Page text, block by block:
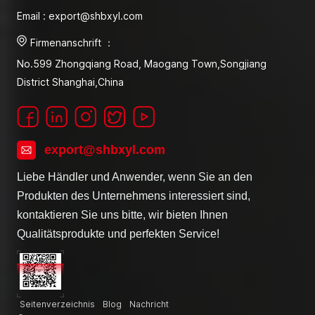
Email : export@shbxyl.com
Firmenanschrift ：
No.599 Zhongqiang Road, Maogang Town,Songjiang
District Shanghai,China
export@shbxyl.com
Liebe Händler und Anwender, wenn Sie an den
Produkten des Unternehmens interessiert sind,
kontaktieren Sie uns bitte, wir bieten Ihnen
Qualitätsprodukte und perfekten Service!
Seitenverzeichnis Blog
Nachricht